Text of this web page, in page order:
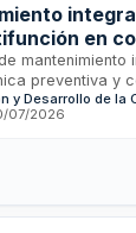
en
mantenimiento
preventiva y
consumibles,
C256i
por copia en
técnica y
07/2026